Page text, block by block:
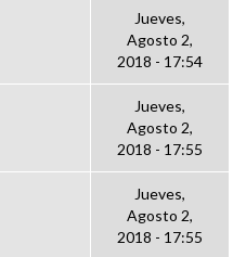
Jueves,
Agosto 2,
2018 - 17:54
Jueves,
Agosto 2,
2018 - 17:55
Jueves,
Agosto 2,
2018 - 17:55